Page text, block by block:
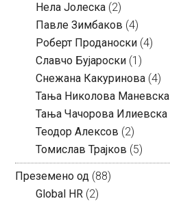
Нела Јолеска (2)
Павле Зимбаков (4)
Роберт Проданоски (4)
Славчо Бујароски (1)
Снежана Какуринова (4)
Тања Николова Маневска
Тања Чачорова Илиевска
Теодор Алексов (2)
Томислав Трајков (5)
Преземено од (88)
Global HR (2)